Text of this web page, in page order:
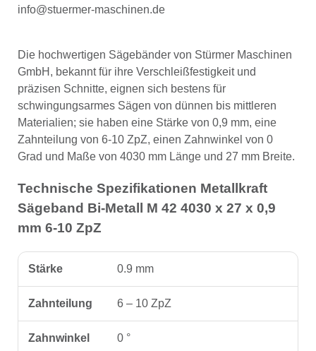
info@stuermer-maschinen.de
Die hochwertigen Sägebänder von Stürmer Maschinen
GmbH, bekannt für ihre Verschleißfestigkeit und
präzisen Schnitte, eignen sich bestens für
schwingungsarmes Sägen von dünnen bis mittleren
Materialien; sie haben eine Stärke von 0,9 mm, eine
Zahnteilung von 6-10 ZpZ, einen Zahnwinkel von 0
Grad und Maße von 4030 mm Länge und 27 mm Breite.
Technische Spezifikationen Metallkraft
Sägeband Bi-Metall M 42 4030 x 27 x 0,9
mm 6-10 ZpZ
Stärke 0.9 mm
Zahnteilung 6 – 10 ZpZ
Zahnwinkel 0 °